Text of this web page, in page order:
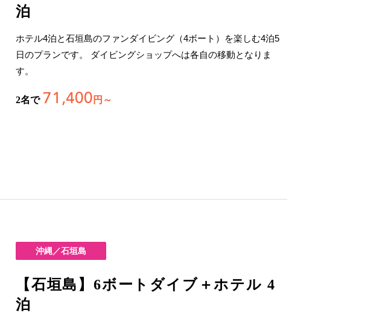
泊
ホテル4泊と石垣島のファンダイビング（4ボート）を楽しむ4泊5
日のプランです。 ダイビングショップへは各自の移動となりま
す。
2名で 71,400 円～
沖縄／石垣島
【石垣島】6ボートダイブ＋ホテル 4
泊